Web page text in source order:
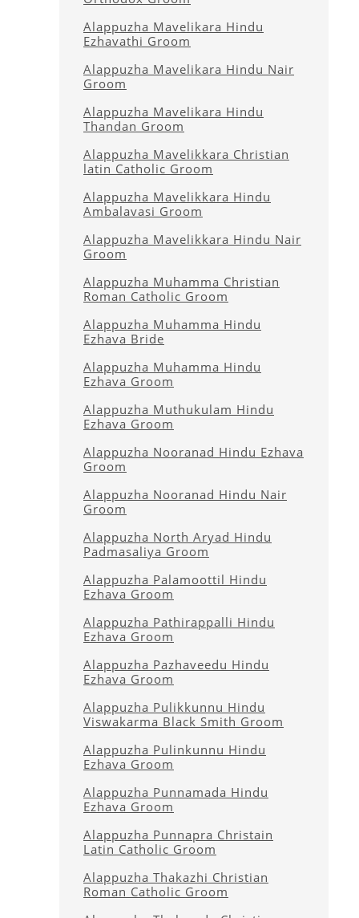
Alappuzha Mavelikara Hindu
Ezhavathi Groom
Alappuzha Mavelikara Hindu Nair
Groom
Alappuzha Mavelikara Hindu
Thandan Groom
Alappuzha Mavelikkara Christian
latin Catholic Groom
Alappuzha Mavelikkara Hindu
Ambalavasi Groom
Alappuzha Mavelikkara Hindu Nair
Groom
Alappuzha Muhamma Christian
Roman Catholic Groom
Alappuzha Muhamma Hindu
Ezhava Bride
Alappuzha Muhamma Hindu
Ezhava Groom
Alappuzha Muthukulam Hindu
Ezhava Groom
Alappuzha Nooranad Hindu Ezhava
Groom
Alappuzha Nooranad Hindu Nair
Groom
Alappuzha North Aryad Hindu
Padmasaliya Groom
Alappuzha Palamoottil Hindu
Ezhava Groom
Alappuzha Pathirappalli Hindu
Ezhava Groom
Alappuzha Pazhaveedu Hindu
Ezhava Groom
Alappuzha Pulikkunnu Hindu
Viswakarma Black Smith Groom
Alappuzha Pulinkunnu Hindu
Ezhava Groom
Alappuzha Punnamada Hindu
Ezhava Groom
Alappuzha Punnapra Christain
Latin Catholic Groom
Alappuzha Thakazhi Christian
Roman Catholic Groom